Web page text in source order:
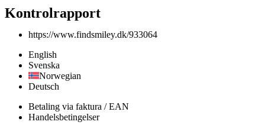
Kontrolrapport
https://www.findsmiley.dk/933064
English
Svenska
Norwegian
Deutsch
Betaling via faktura / EAN
Handelsbetingelser